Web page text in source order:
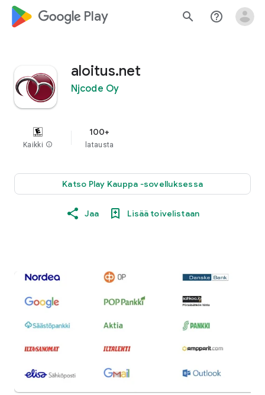
google_logo Play search help_outline
aloitus.net
Njcode Oy
Kaikki info
100+
latausta
Katso Play Kauppa ‐sovelluksessa
Jaa Lisää toivelistaan